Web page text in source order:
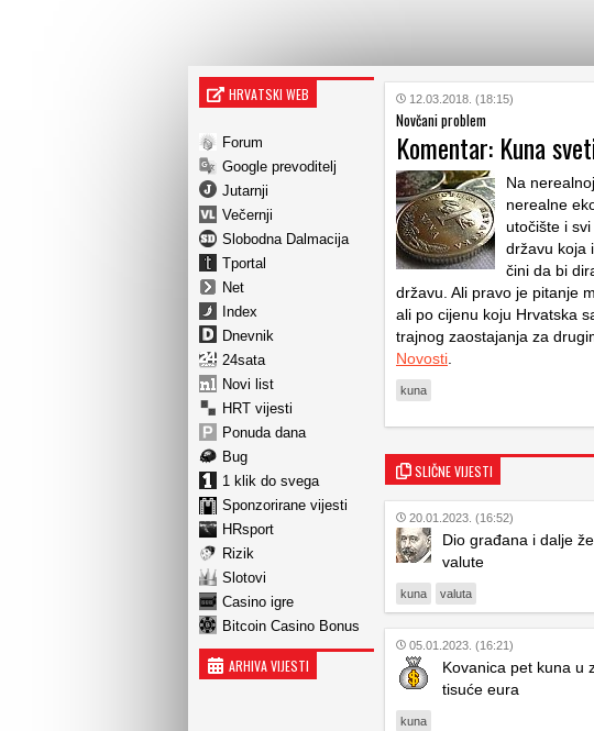
HRVATSKI WEB
Forum
Google prevoditelj
Jutarnji
Večernji
Slobodna Dalmacija
Tportal
Net
Index
Dnevnik
24sata
Novi list
HRT vijesti
Ponuda dana
Bug
1 klik do svega
Sponzorirane vijesti
HRsport
Rizik
Slotovi
Casino igre
Bitcoin Casino Bonus
ARHIVA VIJESTI
12.03.2018. (18:15)
Novčani problem
Komentar: Kuna
Na
nerealne
utočište i
državu koja
čini da bi
državu. Ali pravo je pitanje
ali po cijenu koju Hrvatska
trajnog zaostajanja za
Novosti
kuna
SLIČNE VIJESTI
20.01.2023. (16:52)
Dio građana i dalje
valute
kuna valuta
05.01.2023. (16:21)
Kovanica pet kuna u
tisuće eura
kuna